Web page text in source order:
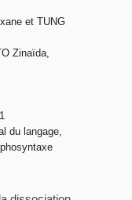
et TUNG
Zinaïda,
du langage,